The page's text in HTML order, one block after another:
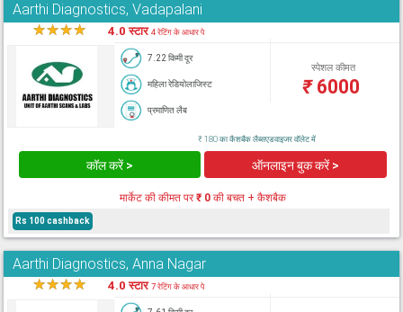
Aarthi Diagnostics, Vadapalani
★★★★ 4.0 स्टार4 रेटिंग के आधार पे
7.22 किमी दूर
महिला रेडियोलाजिस्ट
प्रमाणित लैब
स्पेशल कीमत
₹6000
₹ 180 का कैशबैक लैब्सएडवाइजर वॉलेट में
कॉल करें > ऑनलाइन बुक करें >
मार्केट की कीमत पर₹ 0की बचत + कैशबैक
Rs 100 cashback
Aarthi Diagnostics, Anna Nagar
★★★★ 4.0 स्टार7 रेटिंग के आधार पे